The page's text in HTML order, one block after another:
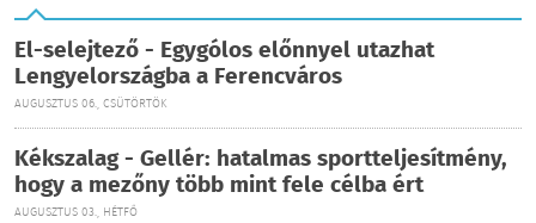
El-selejtező - Egygólos előnnyel utazhat
Lengyelországba a Ferencváros
AUGUSZTUS 06., CSÜTÖRTÖK
Kékszalag - Gellér: hatalmas sportteljesítmény,
hogy a mezőny több mint fele célba ért
AUGUSZTUS 03., HÉTFŐ